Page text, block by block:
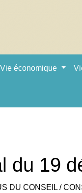
Vie économique
du 19
DU CONSEIL /